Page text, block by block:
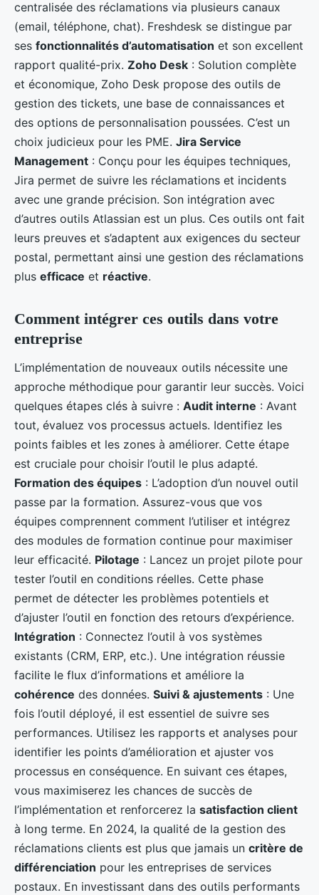
centralisée des réclamations via plusieurs canaux
(email, téléphone, chat). Freshdesk se distingue par
ses fonctionnalités d’automatisation et son excellent
rapport qualité-prix. Zoho Desk : Solution complète
et économique, Zoho Desk propose des outils de
gestion des tickets, une base de connaissances et
des options de personnalisation poussées. C’est un
choix judicieux pour les PME. Jira Service
Management : Conçu pour les équipes techniques,
Jira permet de suivre les réclamations et incidents
avec une grande précision. Son intégration avec
d’autres outils Atlassian est un plus. Ces outils ont fait
leurs preuves et s’adaptent aux exigences du secteur
postal, permettant ainsi une gestion des réclamations
plus efficace et réactive.
Comment intégrer ces outils dans votre
entreprise
L’implémentation de nouveaux outils nécessite une
approche méthodique pour garantir leur succès. Voici
quelques étapes clés à suivre : Audit interne : Avant
tout, évaluez vos processus actuels. Identifiez les
points faibles et les zones à améliorer. Cette étape
est cruciale pour choisir l’outil le plus adapté.
Formation des équipes : L’adoption d’un nouvel outil
passe par la formation. Assurez-vous que vos
équipes comprennent comment l’utiliser et intégrez
des modules de formation continue pour maximiser
leur efficacité. Pilotage : Lancez un projet pilote pour
tester l’outil en conditions réelles. Cette phase
permet de détecter les problèmes potentiels et
d’ajuster l’outil en fonction des retours d’expérience.
Intégration : Connectez l’outil à vos systèmes
existants (CRM, ERP, etc.). Une intégration réussie
facilite le flux d’informations et améliore la
cohérence des données. Suivi & ajustements : Une
fois l’outil déployé, il est essentiel de suivre ses
performances. Utilisez les rapports et analyses pour
identifier les points d’amélioration et ajuster vos
processus en conséquence. En suivant ces étapes,
vous maximiserez les chances de succès de
l’implémentation et renforcerez la satisfaction client
à long terme. En 2024, la qualité de la gestion des
réclamations clients est plus que jamais un critère de
différenciation pour les entreprises de services
postaux. En investissant dans des outils performants